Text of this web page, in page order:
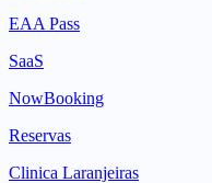
EAA Pass
SaaS
NowBooking
Reservas
Clinica Laranjeiras